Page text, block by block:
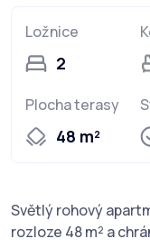
Ložnice
2
Plocha terasy
48 m²
Světlý rohový
rozloze 48 m² a